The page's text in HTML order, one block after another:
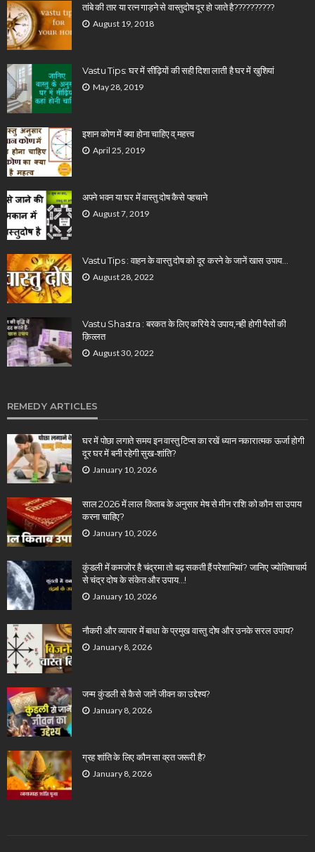
तांबे की तार या रत्न गाड़ने से वास्तुदोष दूर हो जाते है??????????
August 19, 2018
Vastu Tips: घर में सीढ़ियों की सही दिशा लाती है घर में खुशियां
May 28, 2019
इशान कोण में क्या होना चाहिए व् महत्त्व
April 25, 2019
अपने भवन या घर में वास्तु दोष कैसे पहचाने
August 7, 2019
Vastu Tips : वाहन के वास्तु दोष को दूर करने के जानें खास उपाय…
August 28, 2022
Vastu Shastra : बरकत के लिए करिये ये उपाय,नही होगी पैसों की
क़िल्लत
August 30, 2022
REMEDY ARTICLES
घर में पोछा लगाते समय इन वास्तु टिप्स का रखें ध्यान नकारात्मक ऊर्जा होगी
दूर घर में बनी रहेगी सुख-शांति?
January 10, 2026
साल 2026 में लाल किताब के अनुसार मेष से मीन राशि को कौन सा उपाय
करना चाहिए?
January 10, 2026
कुंडली में कमजोर है चंद्रमा तो बढ़ सकती हैं परेशानियां? जानिए ज्योतिषाचार्य
से चंद्र दोष के संकेत और उपाय…!
January 10, 2026
नौकरी और व्यापार में बाधा के प्रमुख वास्तु दोष और उनके सरल उपाय?
January 8, 2026
जन्म कुंडली से कैसे जानें जीवन का उद्देश्य?
January 8, 2026
ग्रह शांति के लिए कौन सा व्रत जरूरी है?
January 8, 2026